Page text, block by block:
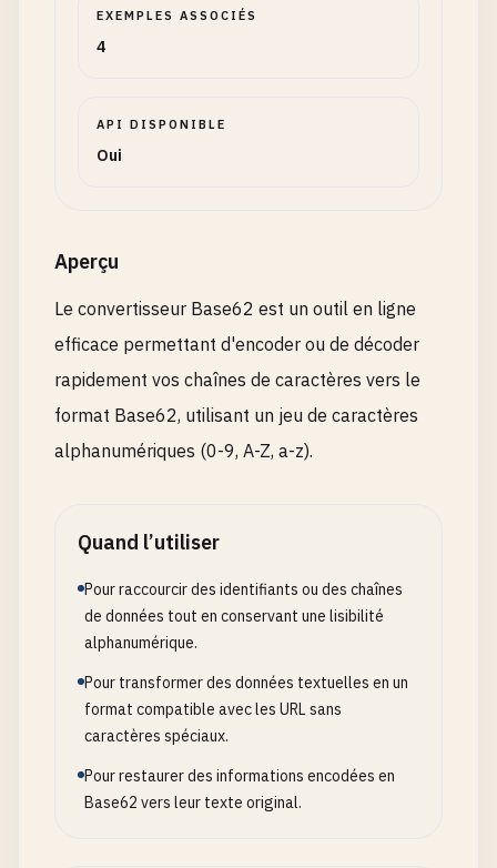
EXEMPLES ASSOCIÉS
4
API DISPONIBLE
Oui
Aperçu
Le convertisseur Base62 est un outil en ligne
efficace permettant d'encoder ou de décoder
rapidement vos chaînes de caractères vers le
format Base62, utilisant un jeu de caractères
alphanumériques (0-9, A-Z, a-z).
Quand l’utiliser
Pour raccourcir des identifiants ou des chaînes
de données tout en conservant une lisibilité
alphanumérique.
Pour transformer des données textuelles en un
format compatible avec les URL sans
caractères spéciaux.
Pour restaurer des informations encodées en
Base62 vers leur texte original.